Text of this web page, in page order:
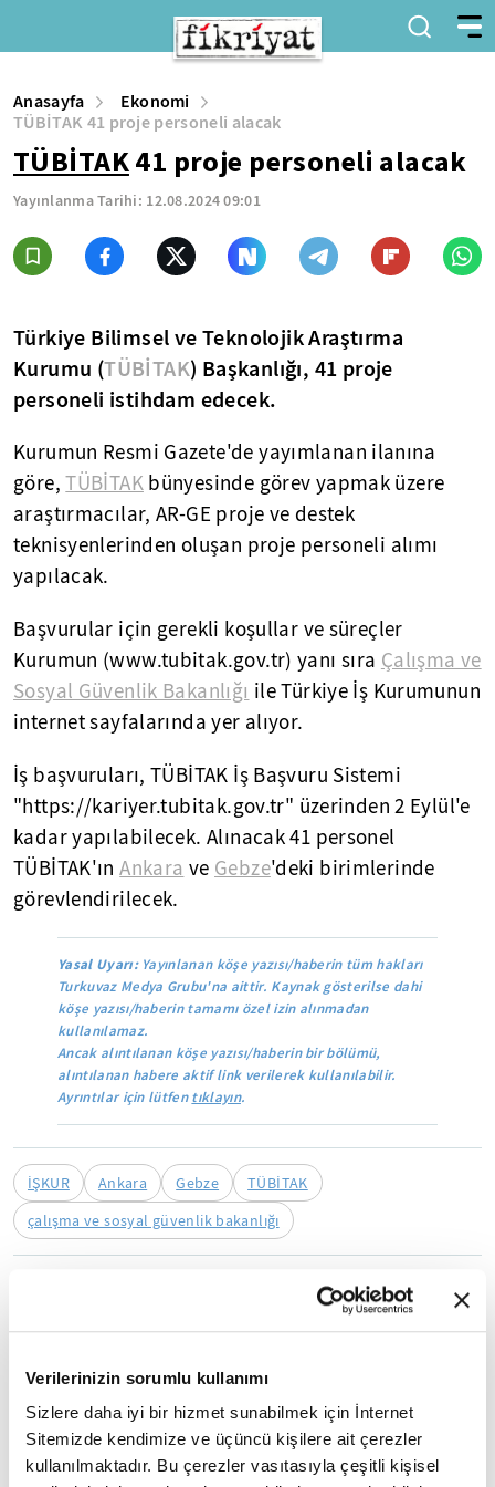
Verilerinizin sorumlu kullanımı
Sizlere daha iyi bir hizmet sunabilmek için İnternet
Sitemizde kendimize ve üçüncü kişilere ait çerezler
kullanılmaktadır. Bu çerezler vasıtasıyla çeşitli kişisel
Anasayfa
Ekonomi
TÜBİTAK 41 proje personeli alacak
TÜBİTAK41 proje personeli alacak
Yayınlanma Tarihi: 12.08.2024 09:01
Türkiye Bilimsel ve Teknolojik Araştırma
Kurumu (TÜBİTAK) Başkanlığı, 41 proje
personeli istihdam edecek.
Kurumun Resmi Gazete'de yayımlanan ilanına
göre,TÜBİTAKbünyesinde görev yapmak üzere
araştırmacılar, AR-GE proje ve destek
teknisyenlerinden oluşan proje personeli alımı
yapılacak.
Başvurular için gerekli koşullar ve süreçler
Kurumun (www.tubitak.gov.tr) yanı sıra Çalışma ve
Sosyal Güvenlik Bakanlığı ile Türkiye İş Kurumunun
internet sayfalarında yer alıyor.
İş başvuruları, TÜBİTAK İş Başvuru Sistemi
"https://kariyer.tubitak.gov.tr" üzerinden 2 Eylül'e
kadar yapılabilecek. Alınacak 41 personel
TÜBİTAK'ınAnkara ve Gebze'deki birimlerinde
görevlendirilecek.
Yasal Uyarı:Yayınlanan köşe yazısı/haberin tüm hakları
Turkuvaz Medya Grubu'na aittir. Kaynak gösterilse dahi
köşe yazısı/haberin tamamı özel izin alınmadan
kullanılamaz.
Ancak alıntılanan köşe yazısı/haberin bir bölümü,
alıntılanan habere aktif link verilerek kullanılabilir.
Ayrıntılar için lütfentıklayın.
İŞKUR Ankara Gebze
TÜBİTAK
çalışma ve sosyal güvenlik bakanlığı
Mobil Uygulamamızı İndirin
İLGİNİZİ ÇEKEBİLECEK DİĞER MAKALELER